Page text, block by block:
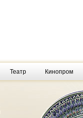
Театр Кинопром